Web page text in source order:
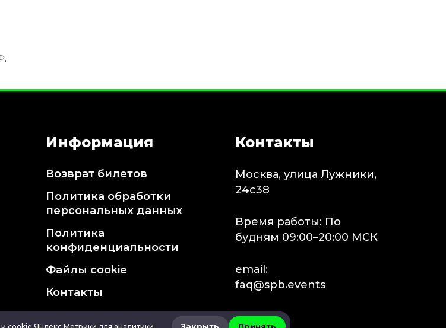
Информация
Возврат билетов
Политика обработки
персональных данных
Политика
конфиденциальности
Файлы cookie
Контакты
Контакты
Москва, улица Лужники,
24с38
Время работы: По
будням 09:00–20:00 МСК
email:
faq@spb.events
cookie Яндекс Метрики для аналитики. Принять
Закрыть